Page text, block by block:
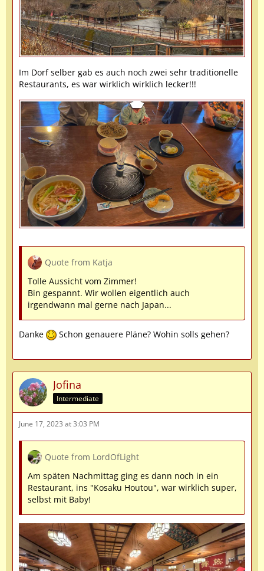
Im Dorf selber gab es auch noch zwei sehr traditionelle
Restaurants, es war wirklich wirklich lecker!!!
Quote from Katja
Tolle Aussicht vom Zimmer!
Bin gespannt. Wir wollen eigentlich auch
irgendwann mal gerne nach Japan...
Danke Schon genauere Pläne? Wohin solls gehen?
Jofina
Intermediate
June 17, 2023 at 3:03 PM
Quote from LordOfLight
Am späten Nachmittag ging es dann noch in ein
Restaurant, ins "Kosaku Houtou", war wirklich super,
selbst mit Baby!